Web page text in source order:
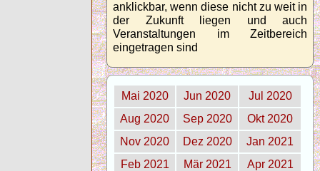
anklickbar, wenn diese nicht zu weit in
der Zukunft liegen und auch
Veranstaltungen im Zeitbereich
eingetragen sind
Mai 2020 Jun 2020
Jul 2020
Aug 2020
Sep 2020
Okt 2020
Nov 2020
Dez 2020
Jan 2021
Feb 2021
Mär 2021 Apr 2021